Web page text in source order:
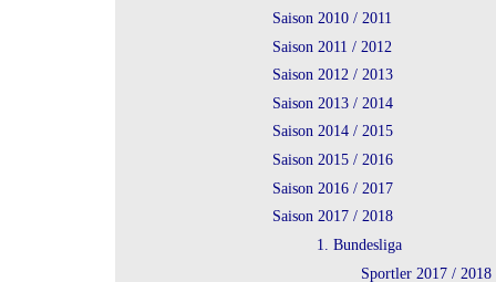
Saison 2010 / 2011
Saison 2011 / 2012
Saison 2012 / 2013
Saison 2013 / 2014
Saison 2014 / 2015
Saison 2015 / 2016
Saison 2016 / 2017
Saison 2017 / 2018
1. Bundesliga
Sportler 2017 / 2018